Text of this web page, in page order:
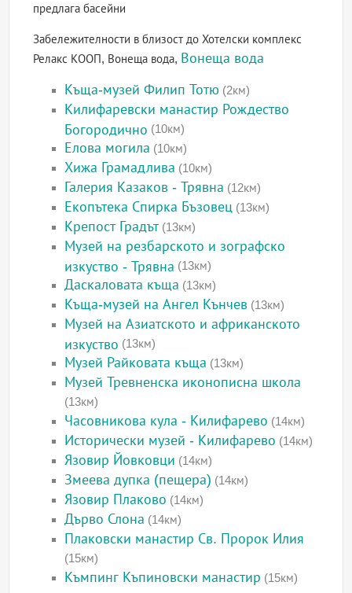
предлага басейни
Забележителности в близост до Хотелски комплекс
Релакс КООП, Вонеща вода, Вонеща вода
Къща-музей Филип Тотю (2км)
Килифаревски манастир Рождество
Богородично (10км)
Елова могила (10км)
Хижа Грамадлива (10км)
Галерия Казаков - Трявна (12км)
Екопътека Спирка Бъзовец (13км)
Крепост Градът(13км)
Музей на резбарското и зографско
изкуство - Трявна (13км)
Даскаловата къща (13км)
Къща-музей на Ангел Кънчев (13км)
Музей на Азиатското и африканското
изкуство (13км)
Музей Райковата къща (13км)
Музей Тревненска иконописна школа
(13км)
Часовникова кула - Килифарево (14км)
Исторически музей - Килифарево (14км)
Язовир Йовковци (14км)
Змеева дупка (пещера) (14км)
Язовир Плаково (14км)
Дърво Слона (14км)
Плаковски манастир Св. Пророк Илия
(15км)
Къмпинг Къпиновски манастир (15км)